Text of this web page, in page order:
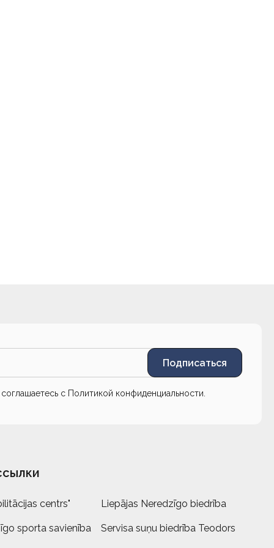
Подписаться
с Политикой конфиденциальности
centrs" Liepājas Neredzīgo biedrība
sporta savienība Servisa suņu biedrība Teodors